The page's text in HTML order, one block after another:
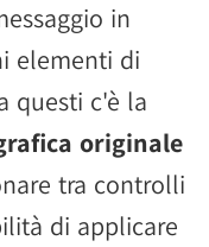
in
elementi di
questi c'è la
originale
tra controlli
di applicare